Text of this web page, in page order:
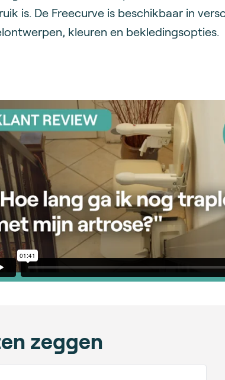
is. De Freecurve is beschikbaar in
kleuren en bekledingsopties.
zeggen